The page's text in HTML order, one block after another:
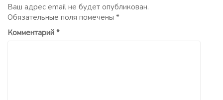
Ваш адрес email не будет опубликован.
Обязательные поля помечены *
Комментарий *